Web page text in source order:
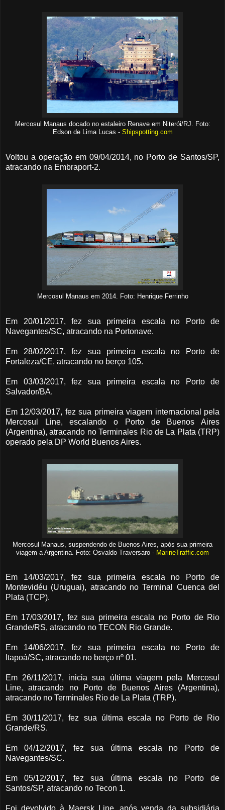
Mercosul Manaus docado no estaleiro Renave em Niterói/RJ. Foto:
Edson de Lima Lucas - Shipspotting.com
Voltou a operação em 09/04/2014, no Porto de Santos/SP,
atracando na Embraport-2.
Mercosul Manaus em 2014. Foto: Henrique Ferrinho
Em 20/01/2017, fez sua primeira escala no Porto de
Navegantes/SC, atracando na Portonave.
Em 28/02/2017, fez sua primeira escala no Porto de
Fortaleza/CE, atracando no berço 105.
Em 03/03/2017, fez sua primeira escala no Porto de
Salvador/BA.
Em 12/03/2017, fez sua primeira viagem internacional pela
Mercosul Line, escalando o Porto de Buenos Aires
(Argentina), atracando no Terminales Rio de La Plata (TRP)
operado pela DP World Buenos Aires.
Mercosul Manaus, suspendendo de Buenos Aires, após sua primeira
viagem a Argentina. Foto: Osvaldo Traversaro - MarineTraffic.com
Em 14/03/2017, fez sua primeira escala no Porto de
Montevidéu (Uruguai), atracando no Terminal Cuenca del
Plata (TCP).
Em 17/03/2017, fez sua primeira escala no Porto de Rio
Grande/RS, atracando no TECON Rio Grande.
Em 14/06/2017, fez sua primeira escala no Porto de
Itapoá/SC, atracando no berço nº 01.
Em 26/11/2017, inicia sua última viagem pela Mercosul
Line, atracando no Porto de Buenos Aires (Argentina),
atracando no Terminales Rio de La Plata (TRP).
Em 30/11/2017, fez sua última escala no Porto de Rio
Grande/RS.
Em 04/12/2017, fez sua última escala no Porto de
Navegantes/SC.
Em 05/12/2017, fez sua última escala no Porto de
Santos/SP, atracando no Tecon 1.